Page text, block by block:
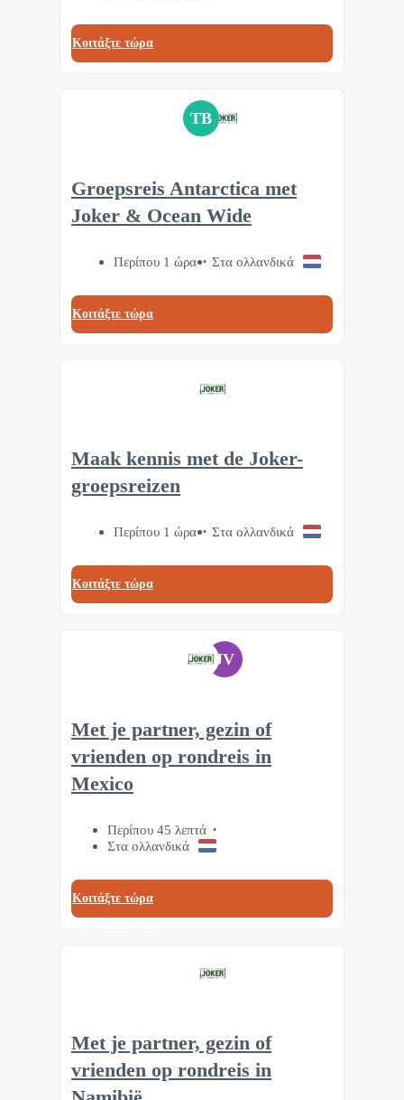
Κοιτάξτε τώρα
TB
Groepsreis Antarctica met
Joker & Ocean Wide
Περίπου 1 ώρα Στα ολλανδικά
Κοιτάξτε τώρα
Maak kennis met de Joker-
groepsreizen
Περίπου 1 ώρα Στα ολλανδικά
Κοιτάξτε τώρα
JV
Met je partner, gezin of
vrienden op rondreis in
Mexico
Περίπου 45 λεπτά
Στα ολλανδικά
Κοιτάξτε τώρα
Met je partner, gezin of
vrienden op rondreis in